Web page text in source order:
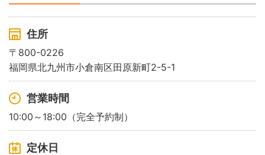
住所
〒800-0226
福岡県北九州市小倉南区田原新町2-5-1
営業時間
10:00～18:00（完全予約制）
定休日